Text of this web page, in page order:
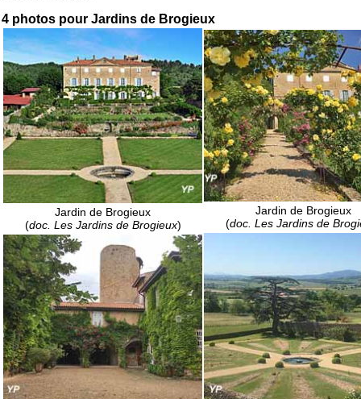
4 photos pour Jardins de Brogieux
Jardin de Brogieux
(doc. Les Jardins de Brogieux)
Jardin de Brogieux
(doc. Les Jardins de